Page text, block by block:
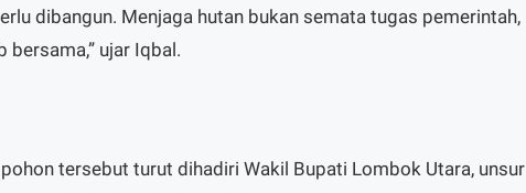
dibangun. Menjaga hutan bukan semata tugas pemerintah,
ujar Iqbal.
tersebut turut dihadiri Wakil Bupati Lombok Utara, unsur